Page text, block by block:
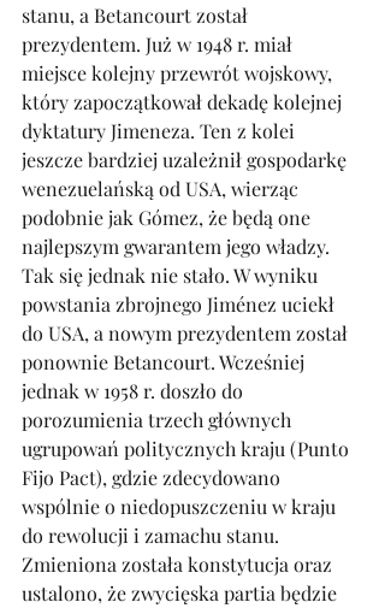
stanu, a Betancourt został
prezydentem. Już w 1948 r. miał
miejsce kolejny przewrót wojskowy,
który zapoczątkował dekadę kolejnej
dyktatury Jimeneza. Ten z kolei
jeszcze bardziej uzależnił gospodarkę
wenezuelańską od USA, wierząc
podobnie jak Gómez, że będą one
najlepszym gwarantem jego władzy.
Tak się jednak nie stało. W wyniku
powstania zbrojnego Jiménez uciekł
do USA, a nowym prezydentem został
ponownie Betancourt. Wcześniej
jednak w 1958 r. doszło do
porozumienia trzech głównych
ugrupowań politycznych kraju (Punto
Fijo Pact), gdzie zdecydowano
wspólnie o niedopuszczeniu w kraju
do rewolucji i zamachu stanu.
Zmieniona została konstytucja oraz
ustalono, że zwycięska partia będzie